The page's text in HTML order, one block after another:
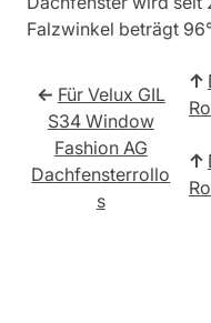
Falzwinkel beträgt
← Für Velux GIL
S34 Window
Fashion AG
Dachfensterrollo
s
↑
↑